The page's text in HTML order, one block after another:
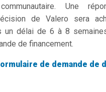
communautaire. Une
de Valero sera
un délai de 6 à 8
de financement.
de demande de